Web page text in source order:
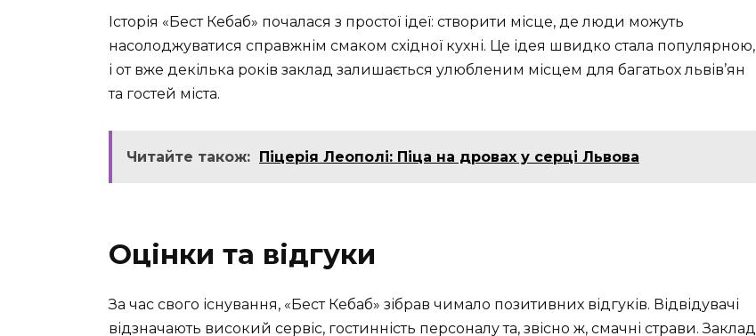
Історія «Бест Кебаб» почалася з простої ідеї: створити місце, де люди можуть
насолоджуватися справжнім смаком східної кухні. Це ідея швидко стала популярною,
і от вже декілька років заклад залишається улюбленим місцем для багатьох львів’ян
та гостей міста.
Читайте також: Піцерія Леополі: Піца на дровах у серці Львова
Оцінки та відгуки
За час свого існування, «Бест Кебаб» зібрав чимало позитивних відгуків. Відвідувачі
відзначають високий сервіс, гостинність персоналу та, звісно ж, смачні страви. Заклад